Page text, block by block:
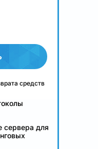
средств
сервера для